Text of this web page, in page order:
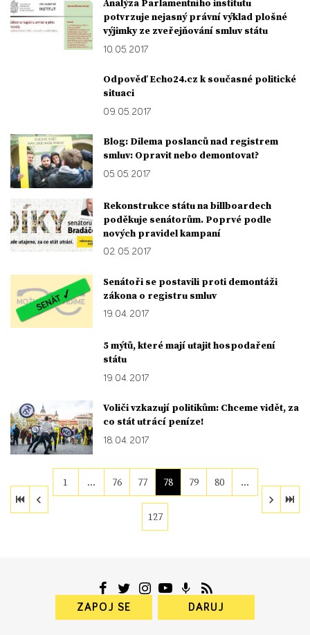
Analýza Parlamentního institutu
potvrzuje nejasný právní výklad plošné
výjimky ze zveřejňování smluv státu
10. 05. 2017
Odpověď Echo24.cz k současné politické
situaci
09. 05. 2017
Blog: Dilema poslanců nad registrem
smluv: Opravit nebo demontovat?
05. 05. 2017
Rekonstrukce státu na billboardech
poděkuje senátorům. Poprvé podle
nových pravidel kampaní
02. 05. 2017
Senátoři se postavili proti demontáži
zákona o registru smluv
19. 04. 2017
5 mýtů, které mají utajit hospodaření
státu
19. 04. 2017
Voliči vzkazují politikům: Chceme vidět, za
co stát utrácí peníze!
18. 04. 2017
1 … 76 77 78 79 80 …
127
ZAPOJ SE DARUJ